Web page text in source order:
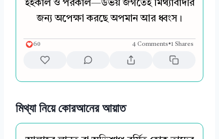
ইহকাল ও পরকাল—উভয় জগতেই মিথ্যাবাদীর
জন্য অপেক্ষা করছে অপমান আর ধ্বংস।
60 4 Comments•1 Shares
মিথ্যা নিয়ে কোরআনের আয়াত